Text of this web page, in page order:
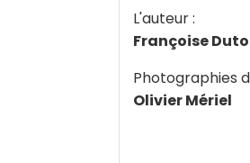
L'auteur :
Françoise
Photographies
Olivier Mériel